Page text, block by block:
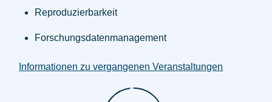
Reproduzierbarkeit
Forschungsdatenmanagement
Informationen zu vergangenen Veranstaltungen